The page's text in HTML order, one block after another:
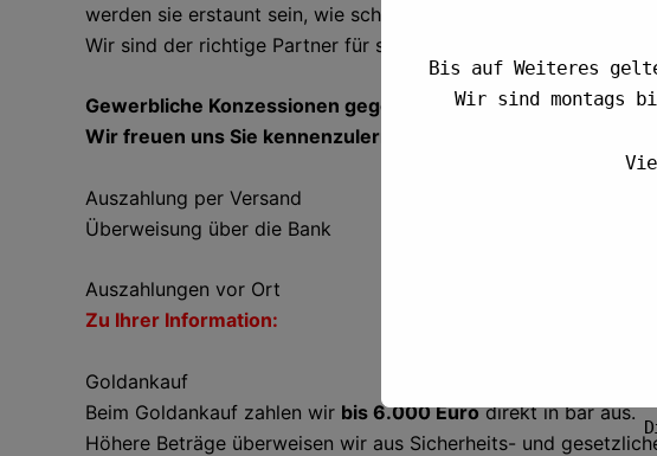
werden sie erstaunt sein, wie schnell sie zu barem Geld kommen.
Wir sind der richtige Partner für sie.
Gewerbliche Konzessionen gegen Gewerbe Nachweis
Wir freuen uns Sie kennenzulernen.
Auszahlung per Versand
Überweisung über die Bank
Auszahlungen vor Ort
Zu Ihrer Information:
Goldankauf
Beim Goldankauf zahlen wir bis 6.000 Eurodirekt in bar aus.
Höhere Beträge überweisen wir aus Sicherheits- und
Bis auf Weiteres
Wir sind montags